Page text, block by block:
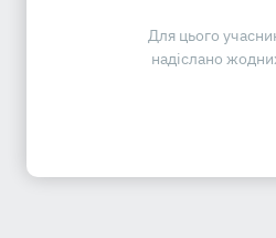
Для цього
надіслано